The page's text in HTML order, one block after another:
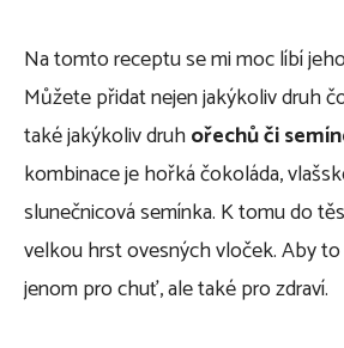
Na tomto receptu se mi moc líbí jeho
Můžete přidat nejen jakýkoliv druh
také jakýkoliv druhořechů či
kombinace je hořká čokoláda,
slunečnicová semínka. K tomu do
velkou hrst ovesných vloček. Aby
jenom pro chuť, ale také pro zdraví.